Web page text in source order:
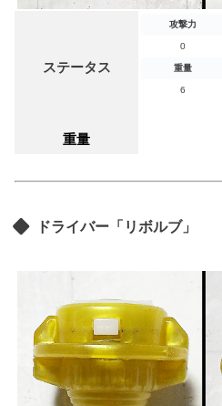
ステータス
攻撃力
0
重量
6
重量
ドライバー「リボルブ」